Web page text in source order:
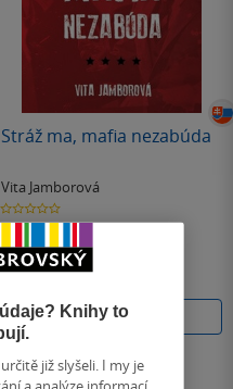
Stráž ma, mafia nezabúda
Vita Jamborová
0.0
z
269 Kč
Do košíku
Knihy to
již slyšeli. I my je
a analýze informací,